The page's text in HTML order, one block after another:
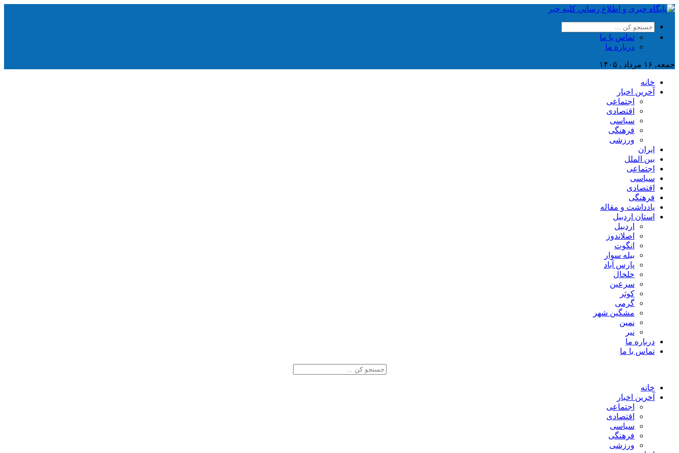
تماس با ما
درباره ما
جمعه, ۱۶ مرداد , ۱۴۰۵
خانه
آخرین اخبار
اجتماعی
اقتصادی
سیاسی
فرهنگی
ورزشی
ایران
بین الملل
اجتماعی
سیاسی
اقتصادی
فرهنگی
یادداشت و مقاله
استان اردبیل
اردبیل
اصلاندوز
انگوت
بیله سوار
پارس آباد
خلخال
سرعین
کوثر
گرمی
مشگین شهر
نمین
نیر
درباره ما
تماس با ما
خانه
آخرین اخبار
اجتماعی
اقتصادی
سیاسی
فرهنگی
ورزشی